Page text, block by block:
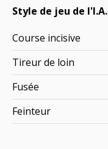
Style de jeu de l'I.A.
Course incisive
Tireur de loin
Fusée
Feinteur